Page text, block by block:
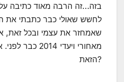
בזה…זה הרבה מאוד כתיבה
לחשש שאולי כבר כתבתי את
מאחורי ויעדי
הזאת?